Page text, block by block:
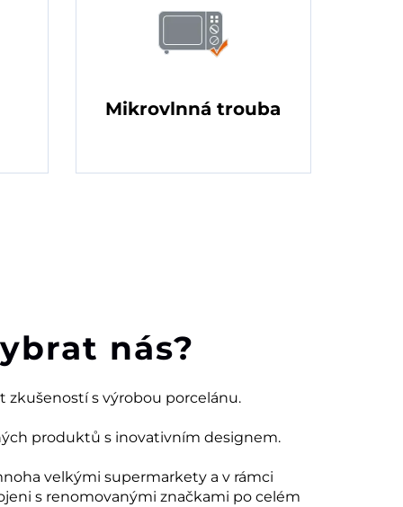
Mikrovlnná trouba
nás?
zkušeností s výrobou porcelánu.
produktů s inovativním designem.
velkými supermarkety a v rámci
s renomovanými značkami po celém